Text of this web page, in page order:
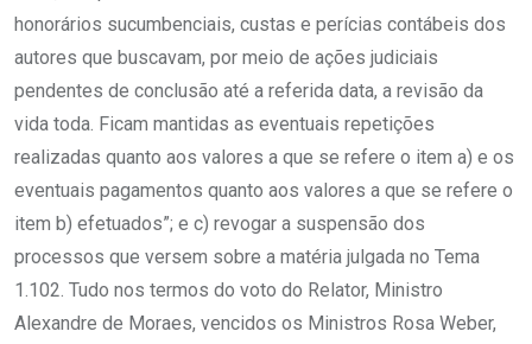
honorários sucumbenciais, custas e perícias contábeis dos
autores que buscavam, por meio de ações judiciais
pendentes de conclusão até a referida data, a revisão da
vida toda. Ficam mantidas as eventuais repetições
realizadas quanto aos valores a que se refere o item a) e os
eventuais pagamentos quanto aos valores a que se refere o
item b) efetuados”; e c) revogar a suspensão dos
processos que versem sobre a matéria julgada no Tema
1.102. Tudo nos termos do voto do Relator, Ministro
Alexandre de Moraes, vencidos os Ministros Rosa Weber,